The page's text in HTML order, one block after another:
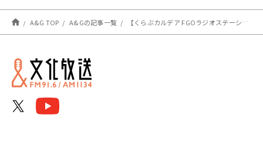
月28日・7月5日)
A&G TOP A&Gの記事一覧 【くらぶカルデア FGOラジオステーション】最新情報（5/29）